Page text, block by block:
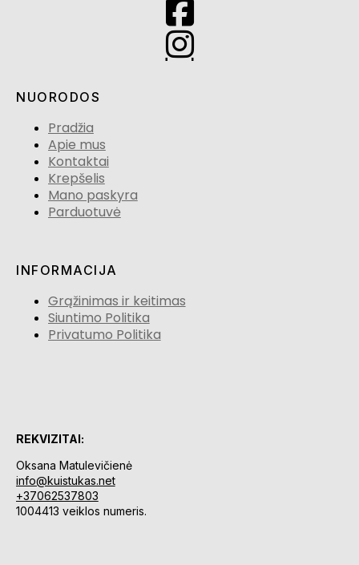
NUORODOS
Pradžia
Apie mus
Kontaktai
Krepšelis
Mano paskyra
Parduotuvė
INFORMACIJA
Grąžinimas ir keitimas
Siuntimo Politika
Privatumo Politika
REKVIZITAI:
Oksana Matulevičienė
info@kuistukas.net
+37062537803
1004413 veiklos numeris.